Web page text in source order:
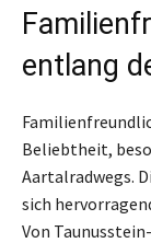
entlang
Beliebtheit,
Aartalradwegs.
sich
Von